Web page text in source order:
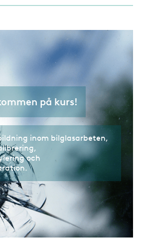
på kurs!
inom bilglasarbeten,
och